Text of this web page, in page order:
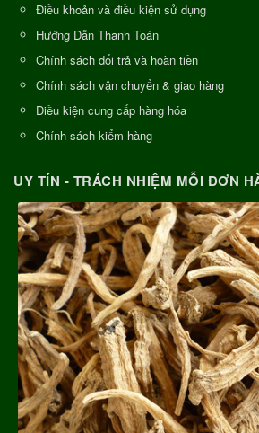
Điều khoản và điều kiện sử dụng
Hướng Dẫn Thanh Toán
Chính sách đổi trả và hoàn tiền
Chính sách vận chuyển & giao hàng
Điều kiện cung cấp hàng hóa
Chính sách kiểm hàng
UY TÍN - TRÁCH NHIỆM MỖI ĐƠN